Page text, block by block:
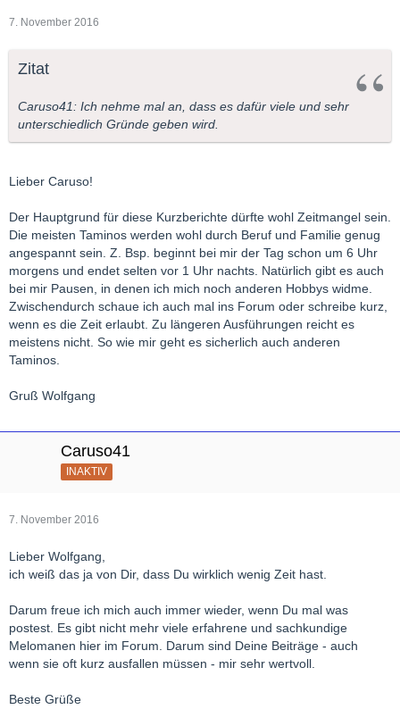
7. November 2016
Zitat
Caruso41: Ich nehme mal an, dass es dafür viele und sehr
unterschiedlich Gründe geben wird.
Lieber Caruso!
Der Hauptgrund für diese Kurzberichte dürfte wohl Zeitmangel sein.
Die meisten Taminos werden wohl durch Beruf und Familie genug
angespannt sein. Z. Bsp. beginnt bei mir der Tag schon um 6 Uhr
morgens und endet selten vor 1 Uhr nachts. Natürlich gibt es auch
bei mir Pausen, in denen ich mich noch anderen Hobbys widme.
Zwischendurch schaue ich auch mal ins Forum oder schreibe kurz,
wenn es die Zeit erlaubt. Zu längeren Ausführungen reicht es
meistens nicht. So wie mir geht es sicherlich auch anderen
Taminos.
Gruß Wolfgang
Caruso41
INAKTIV
7. November 2016
Lieber Wolfgang,
ich weiß das ja von Dir, dass Du wirklich wenig Zeit hast.
Darum freue ich mich auch immer wieder, wenn Du mal was
postest. Es gibt nicht mehr viele erfahrene und sachkundige
Melomanen hier im Forum. Darum sind Deine Beiträge - auch
wenn sie oft kurz ausfallen müssen - mir sehr wertvoll.
Beste Grüße